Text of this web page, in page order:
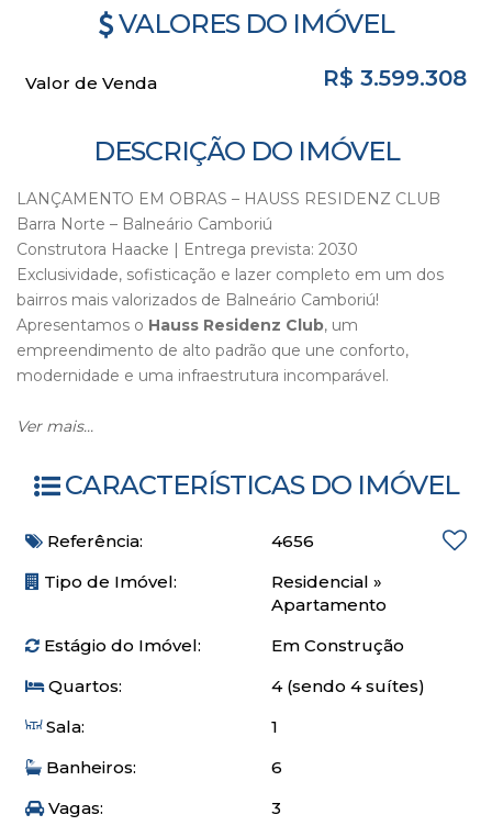
VALORES DO IMÓVEL
R$ 3.599.308
Valor de Venda
DESCRIÇÃO DO IMÓVEL
LANÇAMENTO EM OBRAS – HAUSS RESIDENZ CLUB
Barra Norte – Balneário Camboriú
Construtora Haacke | Entrega prevista: 2030
Exclusividade, sofisticação e lazer completo em um dos
bairros mais valorizados de Balneário Camboriú!
Apresentamos o Hauss Residenz Club, um
empreendimento de alto padrão que une conforto,
modernidade e uma infraestrutura incomparável.
O apartamento
04 suítes
Acabamentos de alto padrão
Ambientes amplos e bem distribuídos
Projeto contemporâneo e funcional
O empreendimento
Piscina
Pub
Boate
Brinquedoteca
Ver mais...
CARACTERÍSTICAS DO IMÓVEL
Referência:
4656
Tipo de Imóvel:
Residencial »
Apartamento
Estágio do Imóvel:
Em Construção
Quartos:
4 (sendo 4 suítes)
Sala:
1
Banheiros:
6
Vagas:
3